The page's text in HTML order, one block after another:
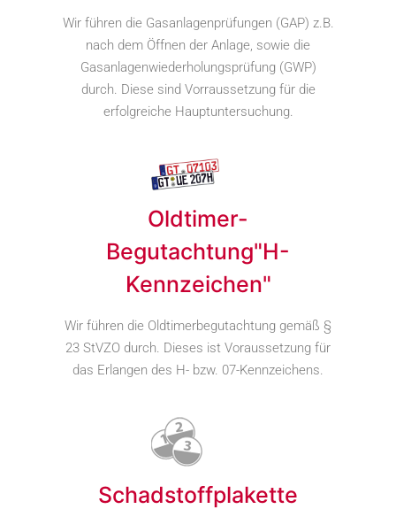
Wir führen die Gasanlagenprüfungen (GAP) z.B.
nach dem Öffnen der Anlage, sowie die
Gasanlagenwiederholungsprüfung (GWP)
durch. Diese sind Vorraussetzung für die
erfolgreiche Hauptuntersuchung.
Oldtimer-
Begutachtung"H-
Kennzeichen"
Wir führen die Oldtimerbegutachtung gemäß §
23 StVZO durch. Dieses ist Voraussetzung für
das Erlangen des H- bzw. 07-Kennzeichens.
Schadstoffplakette